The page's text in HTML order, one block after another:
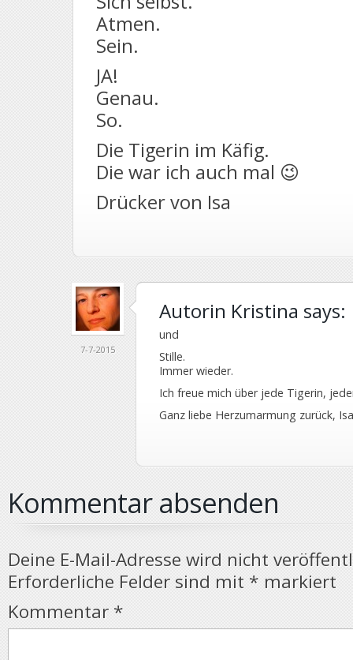
Atmen.
Sein.
JA!
Genau.
So.
Die Tigerin im Käfig.
Die war ich auch mal 😉
Drücker von Isa
7-7-2015
Autorin Kristina says:
und
Stille.
Immer wieder.
Ich freue mich über jede Tigerin,
Ganz liebe Herzumarmung zurück,
Kommentar absenden
Deine E-Mail-Adresse wird nicht
Erforderliche Felder sind mit * markiert
Kommentar *